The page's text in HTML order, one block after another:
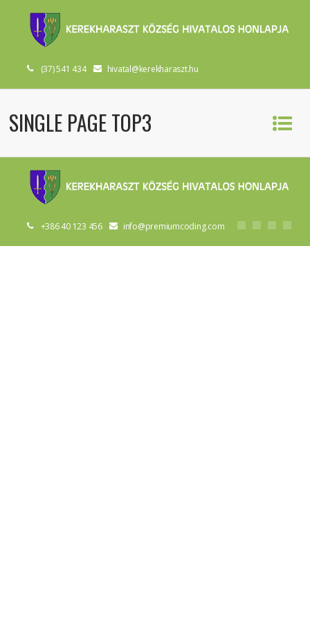
(37) 541 434 hivatal@kerekharaszt.hu
SINGLE PAGE TOP3
+386 40 123 456 info@premiumcoding.com